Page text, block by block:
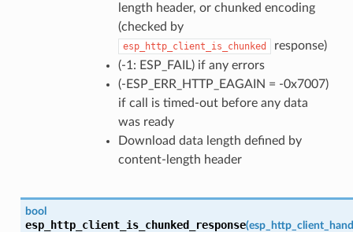
length header, or chunked encoding
(checked by
esp_http_client_is_chunked
response)
(-1: ESP_FAIL) if any errors
(-ESP_ERR_HTTP_EAGAIN = -0x7007)
if call is timed-out before any data
was ready
Download data length defined by
content-length header
bool
esp_http_client_is_chunked_response(